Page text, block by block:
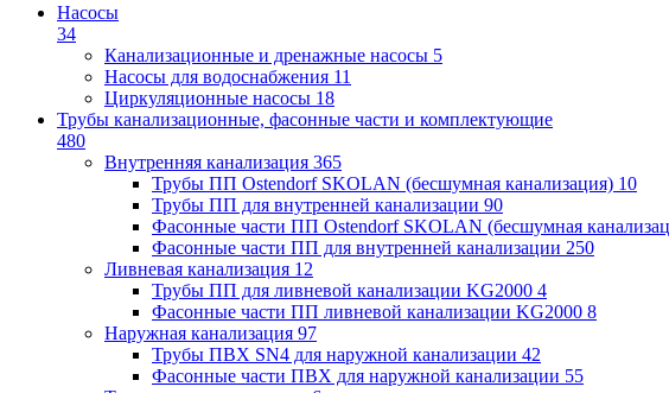
Насосы
34
Канализационные и дренажные насосы 5
Насосы для водоснабжения 11
Циркуляционные насосы 18
Трубы канализационные, фасонные части и комплектующие
480
Внутренняя канализация 365
Трубы ПП Ostendorf SKOLAN (бесшумная канализация) 10
Трубы ПП для внутренней канализации 90
Фасонные части ПП Ostendorf SKOLAN (бесшумная
Фасонные части ПП для внутренней канализации 250
Ливневая канализация 12
Трубы ПП для ливневой канализации KG2000 4
Фасонные части ПП ливневой канализации KG2000 8
Наружная канализация 97
Трубы ПВХ SN4 для наружной канализации 42
Фасонные части ПВХ для наружной канализации 55